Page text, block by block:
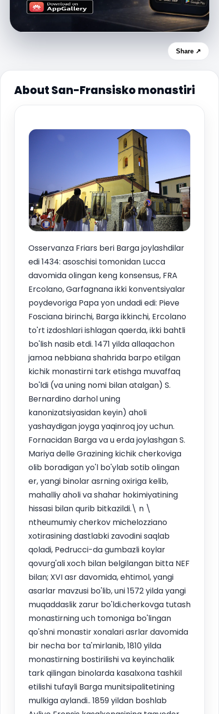
Share ↗
About San-Fransisko monastiri
Osservanza Friars beri Barga joylashdilar
edi 1434: asoschisi tomonidan Lucca
davomida olingan keng konsensus, FRA
Ercolano, Garfagnana ikki konventsiyalar
poydevoriga Papa yon undadi edi: Pieve
Fosciana birinchi, Barga ikkinchi, Ercolano
to'rt izdoshlari ishlagan qaerda, ikki bahtli
bo'lish nasib etdi. 1471 yilda allaqachon
jamoa nebbiana shahrida barpo etilgan
kichik monastirni tark etishga muvaffaq
bo'ldi (va uning nomi bilan atalgan) S.
Bernardino darhol uning
kanonizatsiyasidan keyin) aholi
yashaydigan joyga yaqinroq joy uchun.
Fornacidan Barga va u erda joylashgan S.
Mariya delle Grazining kichik cherkoviga
olib boradigan yo'l bo'ylab sotib olingan
er, yangi binolar asrning oxiriga kelib,
mahalliy aholi va shahar hokimiyatining
hissasi bilan qurib bitkazildi.\ n \
ntheumumiy cherkov michelozziano
xotirasining dastlabki zavodini saqlab
qoladi, Pedrucci-da gumbazli koylar
qovurg'ali xoch bilan belgilangan bitta NEF
bilan; XVI asr davomida, ehtimol, yangi
asarlar mavzusi bo'lib, uni 1572 yilda yangi
muqaddaslik zarur bo'ldi.cherkovga tutash
monastirning uch tomoniga bo'lingan
qo'shni monastir xonalari asrlar davomida
bir necha bor ta'mirlanib, 1810 yilda
monastirning bostirilishi va keyinchalik
tark qilingan binolarda kasalxona tashkil
etilishi tufayli Barga munitsipalitetining
mulkiga aylandi.. 1859 yildan boshlab